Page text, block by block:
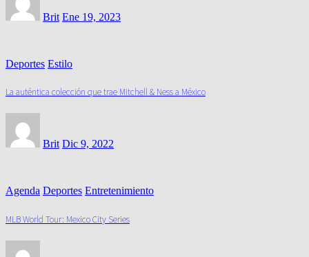
Brit Ene 19, 2023
Deportes Estilo
La auténtica colección que trae Mitchell & Ness a México
Brit Dic 9, 2022
Agenda Deportes Entretenimiento
MLB World Tour: Mexico City Series